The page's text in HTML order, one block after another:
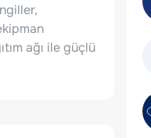
ağı ile güçlü